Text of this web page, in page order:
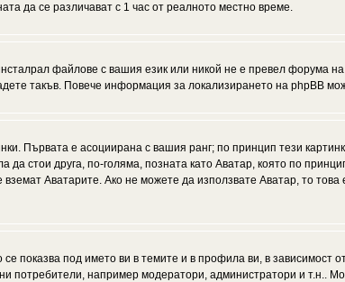
да се различават с 1 час от реалното местно време.
файлове с вашия език или никой не е превел форума
такъв. Повече информация за локализирането на phpBB
Първата е асоциирана с вашия ранг; по принцип тези
да стои друга, по-голяма, позната като Аватар, която по
Аватарите. Ако не можете да използвате Аватар, то
показва под името ви в темите и в профила ви, в
потребители, например модератори, администратори и т.н..